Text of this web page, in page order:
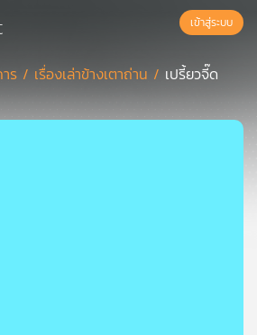
เข้าสู่ระบบ
าร / เรื่องเล่าข้างเตาถ่าน / เปรี้ยวจี๊ด